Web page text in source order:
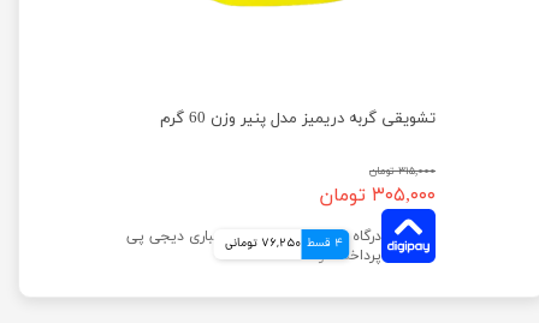
تشویقی گربه دریمیز مدل پنیر وزن 60 گرم
۳۱۵,۰۰۰ تومان
۳۰۵,۰۰۰ تومان
4 قسط 76,250 تومانی